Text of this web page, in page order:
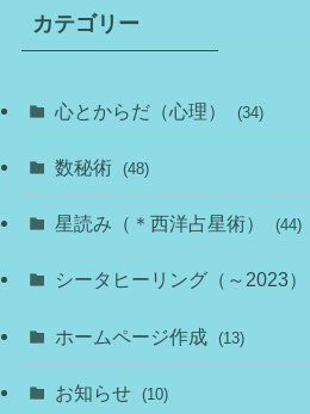
カテゴリー
心とからだ（心理） (34)
(1)
(22)
(7)
(7)
数秘術 (48)
(11)
(10)
星読み（＊西洋占星術） (44)
(11)
(8)
シータヒーリング（～2023）
(14)
ホームページ作成 (13)
お知らせ (10)